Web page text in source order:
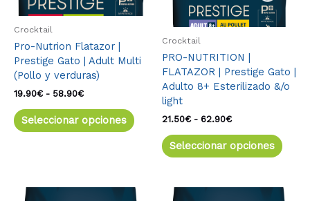
Crocktail
Pro-Nutrion Flatazor |
Prestige Gato | Adult Multi
(Pollo y verduras)
19.90€ - 58.90€
Seleccionar opciones
pueden
elegir
página
producto
Crocktail
PRO-NUTRITION |
FLATAZOR | Prestige Gato |
Adulto 8+ Esterilizado &/o
light
21.50€ - 62.90€
Seleccionar opciones
de
Este
Este